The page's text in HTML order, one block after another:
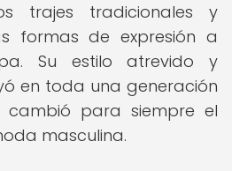
trajes tradicionales y
formas de expresión a
Su estilo atrevido y
en toda una generación
cambió para siempre el
masculina.